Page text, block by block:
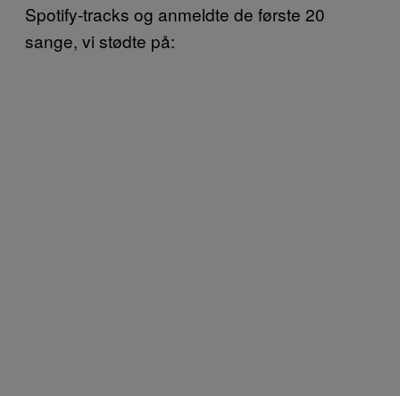
Spotify-tracks og anmeldte de første 20
sange, vi stødte på: